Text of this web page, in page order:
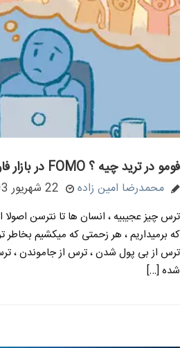
فومو در ترید چیه ؟ FOMO در بازار فارکس و کریپتو
محمدرضا امین زاده 22 شهریور 1403
ترس چیز عجیبیه ، انسان ها تا نترسن
که برمیداریم ، هر زحمتی که میکشیم
ترس از بی پول شدن ، ترس از جاموندن ،
شده […]